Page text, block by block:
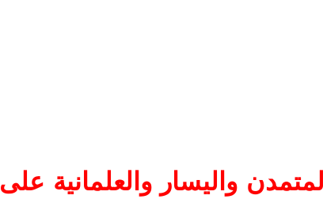
واليسار والعلمانية على